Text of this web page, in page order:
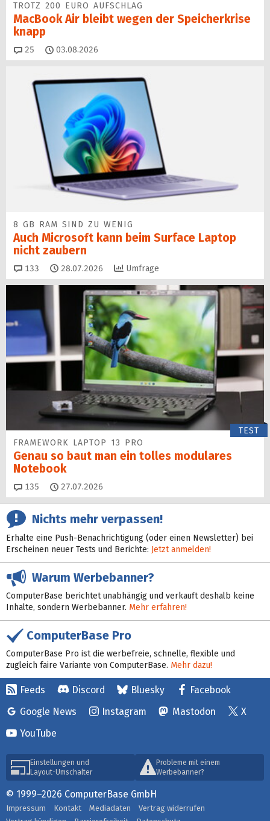
TROTZ 200 EURO AUFSCHLAG
MacBook Air bleibt wegen der Speicherkrise
knapp
25 Kommentare
03.08.2026
8 GB RAM SIND ZU WENIG
Auch Microsoft kann beim Surface Laptop
nicht zaubern
133 Kommentare
28.07.2026 Umfrage
TEST
FRAMEWORK LAPTOP 13 PRO
Genau so baut man ein tolles modulares
Notebook
135 Kommentare
27.07.2026
Nichts mehr verpassen!
Erhalte eine Push-Benachrichtigung (oder einen Newsletter) bei
Erscheinen neuer Tests und Berichte: Jetzt anmelden!
Warum Werbebanner?
ComputerBase berichtet unabhängig und verkauft deshalb keine
Inhalte, sondern Werbebanner. Mehr erfahren!
ComputerBase Pro
ComputerBase Pro ist die werbefreie, schnelle, flexible und
zugleich faire Variante von ComputerBase. Mehr dazu!
Feeds Discord Bluesky
Facebook
Google News
Instagram Mastodon
X
YouTube
Einstellungen und
Layout-Umschalter
Probleme mit einem
Werbebanner?
© 1999–2026 ComputerBase GmbH
Impressum Kontakt Mediadaten
Vertrag widerrufen